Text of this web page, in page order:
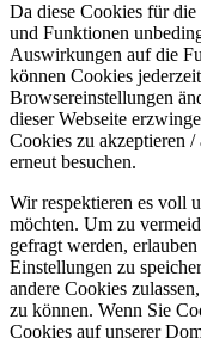
Da diese Cookies für
und Funktionen
Auswirkungen auf die
können Cookies
Browsereinstellungen
dieser Webseite
Cookies zu akzeptieren /
erneut besuchen.
Wir respektieren es voll
möchten. Um zu
gefragt werden,
Einstellungen zu
andere Cookies
zu können. Wenn Sie
Cookies auf unserer